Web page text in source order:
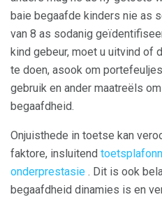
baie begaafde kinders nie as
van 8 as sodanig
kind gebeur, moet u uitvind of
te doen, asook om
gebruik en ander maatreëls
begaafdheid.
Onjuisthede in toetse kan
faktore, insluitend
onderprestasie . Dit is ook
begaafdheid dinamies is en